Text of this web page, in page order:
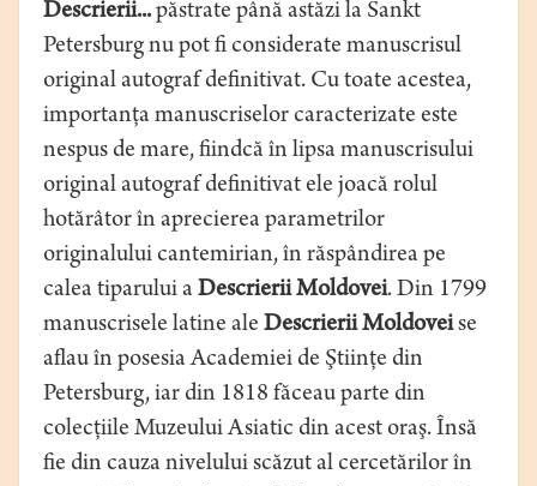
Descrierii...păstrate până astăzi la Sankt
Petersburg nu pot fi considerate manuscrisul
original autograf definitivat. Cu toate acestea,
importanţa manuscriselor caracterizate este
nespus de mare, fiindcă în lipsa manuscrisului
original autograf definitivat ele joacă rolul
hotărâtor în aprecierea parametrilor
originalului cantemirian, în răspândirea pe
calea tiparului a Descrierii Moldovei. Din 1799
manuscrisele latine ale Descrierii Moldoveise
aflau în posesia Academiei de Ştiinţe din
Petersburg, iar din 1818 făceau parte din
colecţiile Muzeului Asiatic din acest oraş. Însă
fie din cauza nivelului scăzut al cercetărilor în